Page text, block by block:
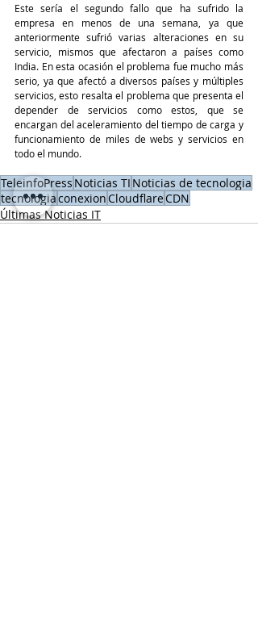
Este sería el segundo fallo que ha sufrido la
empresa en menos de una semana, ya que
anteriormente sufrió varias alteraciones en su
servicio, mismos que afectaron a países como
India. En esta ocasión el problema fue mucho más
serio, ya que afectó a diversos países y múltiples
servicios, esto resalta el problema que presenta el
depender de servicios como estos, que se
encargan del aceleramiento del tiempo de carga y
funcionamiento de miles de webs y servicios en
todo el mundo.
TeleinfoPress Noticias TI Noticias de tecnologia
tecnologiaconexionCloudflareCDN
Últimas Noticias IT